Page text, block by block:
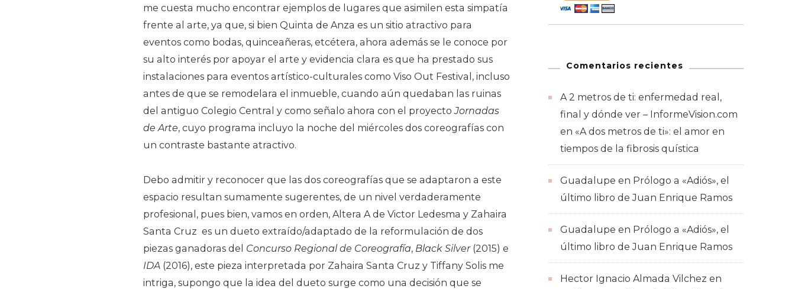
me cuesta mucho encontrar ejemplos de lugares que asimilen esta simpatía
frente al arte, ya que, si bien Quinta de Anza es un sitio atractivo para
eventos como bodas, quinceañeras, etcétera, ahora además se le conoce por
su alto interés por apoyar el arte y evidencia clara es que ha prestado sus
instalaciones para eventos artístico-culturales como Viso Out Festival, incluso
antes de que se remodelara el inmueble, cuando aún quedaban las ruinas
del antiguo Colegio Central y como señalo ahora con el proyectoJornadas
de Arte, cuyo programa incluyo la noche del miércoles dos coreografías con
un contraste bastante atractivo.
Debo admitir y reconocer que las dos coreografías que se adaptaron a este
espacio resultan sumamente sugerentes, de un nivel verdaderamente
profesional, pues bien, vamos en orden, Altera A de Victor Ledesma y Zahaira
Santa Cruz es un dueto extraído/adaptado de la reformulación de dos
piezas ganadoras del Concurso Regional de Coreografía, Black Silver(2015) e
IDA (2016), este pieza interpretada por Zahaira Santa Cruz y Tiffany Solis me
intriga, supongo que la idea del dueto surge como una decisión que se
Comentarios recientes
A 2 metros de ti: enfermedad real,
final y dónde ver – InformeVision.com
en «A dos metros de ti»: el amor en
tiempos de la fibrosis quística
Guadalupe en Prólogo a «Adiós», el
último libro de Juan Enrique Ramos
Guadalupe en Prólogo a «Adiós», el
último libro de Juan Enrique Ramos
Hector Ignacio Almada Vilchez en